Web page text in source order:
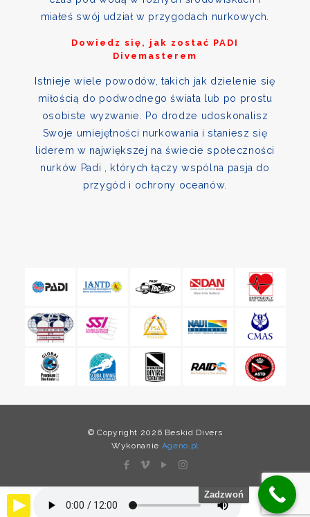
miałeś swój udział w przygodach nurkowych.
Dowiedz się, jak zostać PADI
Divemasterem
Istnieje wiele powodów, takich jak dzielenie się
miłością do podwodnego świata lub po prostu
osobiste wyzwanie. Po drodze udoskonalisz
Swoje umiejętności nurkowania i staniesz się
liderem w największej na świecie społeczności
nurków Padi , których łączy wspólna pasja do
przygód i ochrony oceanów.
© Copyright 2026 Beskid Divers
Wykonanie Ageno.pl
Zadzwoń